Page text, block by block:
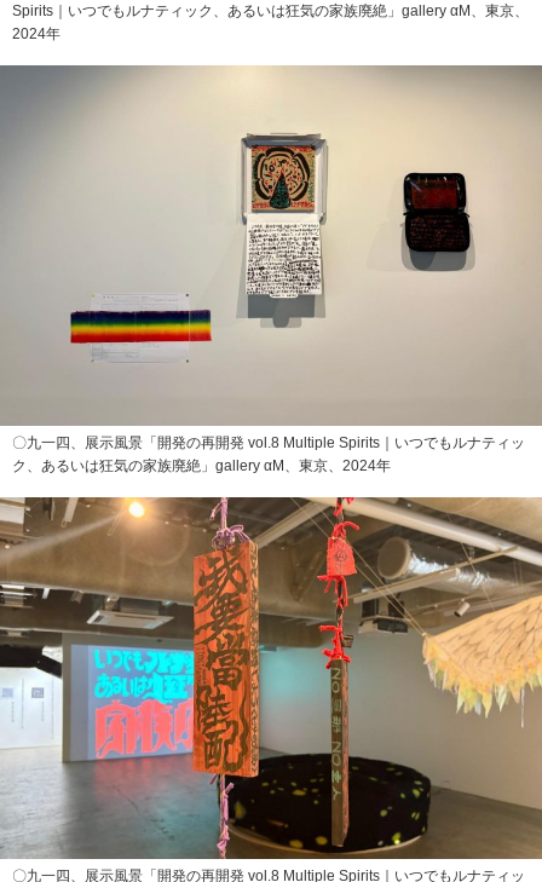
Spirits｜いつでもルナティック、あるいは狂気の家族廃絶」gallery αM、東京、
2024年
〇九一四、展示風景「開発の再開発 vol.8 Multiple Spirits｜いつでもルナティッ
ク、あるいは狂気の家族廃絶」gallery αM、東京、2024年
〇九一四、展示風景「開発の再開発 vol.8 Multiple Spirits｜いつでもルナティッ